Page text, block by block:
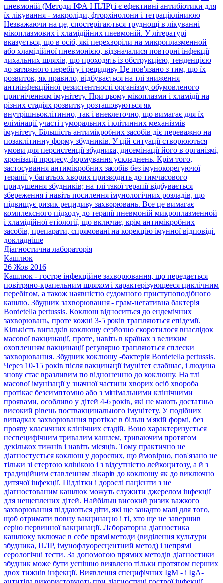
пневмоній (Методи ІФА І ПЛР) і є ефективні антибіотики для
їх лікування - макроліди, фторхінолони і тетрацікліниюю
Незважаючи на це, спостерігаються труднощі в лікуванні
мікоплазмових і хламідійних пневмоній. У літературі
вказується, що в осіб, які перехворіли на микроплазменной
або хламідійної пневмонією, відзначалися повторні інфекції
дихальних шляхів, що проходять із обструкцією, тенденцією
до затяжного перебігу і рецидиву Це пов'язано з тим, що їх
розвиток, як правило, відбувається на тлі зниження
антиінфекційної резистентності організму, обумовленого
пригніченням імунітету. При цьому мікоплазми і хламідії на
різних стадіях розвитку розташовуються як
внутрішньоклітинно, так і внеклеточно, що вимагає для їх
елімінації участі гуморальних і клітинних механізмів
імунітету. Більшість антимікробних засобів діє переважно на
позаклітинну форму збудників. У цій ситуації створюються
умови для персистенції збудника, дисемінації його в організмі,
хронізації процесу, формування ускладнень. Крім того,
застосування антимікробних засобів без імунокорегуючої
терапії у багатьох хворих призводить до тимчасового
придушення збудників; на тлі такої терапії відбувається
збереження і навіть посилення імунологічних розладів, що
підвищує ризик рецидиву захворювань. Все це вимагає
комплексного підходу до терапії пневмоній микроплазменной
і хламідійної етіології, що включає, крім антимікробних
засобів, препарати, спрямовані на корекцію імунної відповіді.
докладніше
Діагностична лабораторія
Кашлюк
26 Жов 2016
Кашлюк - гостре інфекційне захворювання, що передається
повітряно-крапельним шляхом і характерізующееся циклічним
перебігом, а також наявністю судомного приступоподібного
кашлю. Збудник захворювання - грам-негативна бактерія
Bordetella pertussis. Коклюш відноситься до ендемічних
захворювань, проте кожні 3-5 років трапляються епідемії.
Кількість випадків коклюшу серйозно скоротилося внаслідок
масової вакцинації, проте, навіть в країнах з великим
охопленням вакцинації регулярно трапляються сплески
захворювання. Збудник коклюшу -бактерія Bordetella pertussis.
Через 10-15 років після вакцинації імунітет слабшає, і людина
знову стає вразливим по відношенню до коклюшу. На тлі
масової імунізації у значної частини хворих осіб хвороба
протікає безсимптомно або з мінімальними клінічними
проявами, особливо у дітей 4-6 років, які не мають достатньо
високий рівень поствакцинального імунітету. У подібних
випадках захворювання протікає в більш м'якій формі, без
прояву класичних клінічних стадій. Воно характеризується
неспецифічним тривалим кашлем, триваючим протягом
декількох тижнів і навіть місяців. Тому практично не
діагностується коклюш у дорослих, що ймовірно, пов'язано не
тільки зі стертою клінікою і з відсутністю лейкоцитозу, а й з
традиційним ставленням лікарів до коклюшу як до виключно
дитячої інфекції. Підлітки і дорослі пацієнти з не
діагностованим кашлюк можуть служити джерелом інфекції
для нещеплених дітей. Найбільш високий ризик важкого
захворювання піддаються діти, які ще занадто малі для того,
щоб отримати повну вакцинацію і ті, хто ще не завершив
серію первинної вакцинації. Лабораторна діагностика
кашлюку включає в себе прямі методи (виділення культури
збудника, ПЛР, імунофлуоресцентний метод) і непрямі
серологічні тести. За допомогою прямих методів діагностики
збудник може бути успішно виявлено тільки протягом перших
двох тижнів інфекції. Виявлення специфічних IgM - і IgA-
антитіла використовують при діагностиці гострої інфекції.